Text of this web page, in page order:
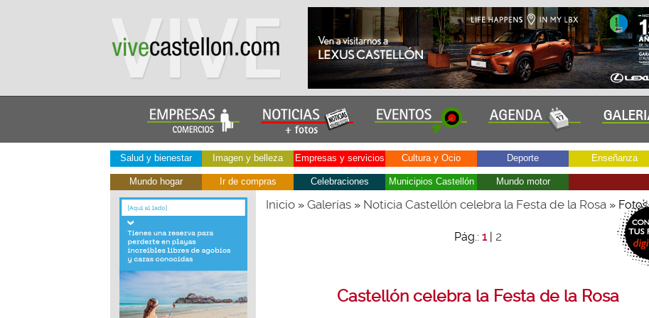
Salud y bienestar Imagen y belleza Empresas y servicios Cultura y Ocio Deporte Enseñanza
Mundo hogar Ir de compras Celebraciones Municipios Castellón Mundo motor
Inicio» Galerías» Noticia Castellón celebra la Festa de la Rosa» Fotos
Pág.: 1| 2
Castellón celebra la Festa de la Rosa